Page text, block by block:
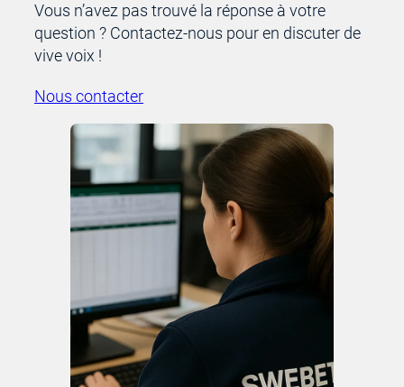
Vous n’avez pas trouvé la réponse à votre
question ? Contactez-nous pour en discuter de
vive voix !
Nous contacter